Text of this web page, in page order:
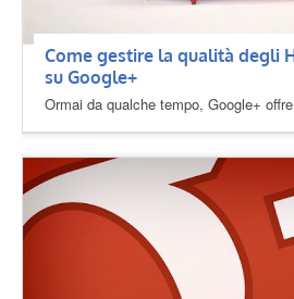
Come gestire la qualità degli
su Google+
Ormai da qualche tempo, Google+